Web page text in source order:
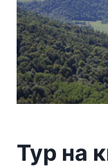
Тур на